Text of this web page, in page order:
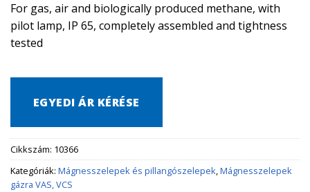
For gas, air and biologically produced methane, with
pilot lamp, IP 65, completely assembled and tightness
tested
EGYEDI ÁR KÉRÉSE
Cikkszám: 10366
Kategóriák: Mágnesszelepek és pillangószelepek,Mágnesszelepek
gázra VAS, VCS